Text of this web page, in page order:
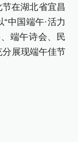
在湖北省宜昌
中国端午·活力
端午诗会、民
展现端午佳节